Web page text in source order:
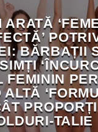
ARATĂ
BĂRBAȚII
FEMININ
TALIE